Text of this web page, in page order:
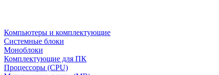
Компьютеры и комплектующие
Системные блоки
Моноблоки
Комплектующие для ПК
Процессоры (CPU)